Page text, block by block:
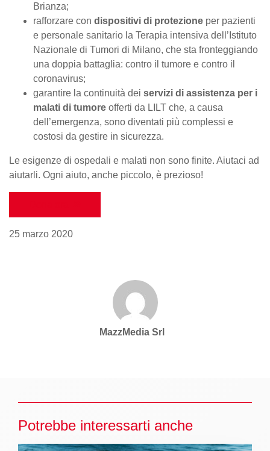
Brianza;
rafforzare con dispositivi di protezione per pazienti
e personale sanitario la Terapia intensiva dell’Istituto
Nazionale di Tumori di Milano, che sta fronteggiando
una doppia battaglia: contro il tumore e contro il
coronavirus;
garantire la continuità dei servizi di assistenza per i
malati di tumore offerti da LILT che, a causa
dell’emergenza, sono diventati più complessi e
costosi da gestire in sicurezza.
Le esigenze di ospedali e malati non sono finite. Aiutaci ad
aiutarli. Ogni aiuto, anche piccolo, è prezioso!
25 marzo 2020
MazzMedia Srl
Potrebbe interessarti anche